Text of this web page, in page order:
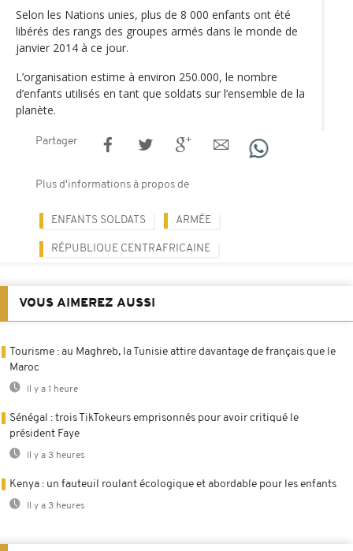
Selon les Nations unies, plus de 8 000 enfants ont été
libérés des rangs des groupes armés dans le monde de
janvier 2014 à ce jour.
L’organisation estime à environ 250.000, le nombre
d’enfants utilisés en tant que soldats sur l’ensemble de la
planète.
Partager
Plus d'informations à propos de
ENFANTS SOLDATS ARMÉE
RÉPUBLIQUE CENTRAFRICAINE
VOUS AIMEREZ AUSSI
Tourisme : au Maghreb, la Tunisie attire davantage de français que le
Maroc
Il y a 1 heure
Sénégal : trois TikTokeurs emprisonnés pour avoir critiqué le
président Faye
Il y a 3 heures
Kenya : un fauteuil roulant écologique et abordable pour les enfants
Il y a 3 heures